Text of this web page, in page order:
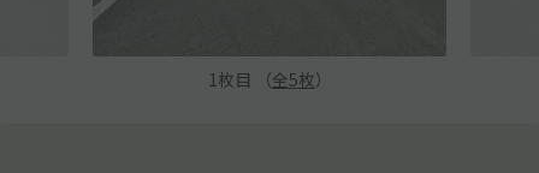
1 枚目 （全5枚）